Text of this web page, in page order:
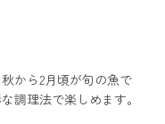
から2月頃が旬の魚で
調理法で楽しめます。